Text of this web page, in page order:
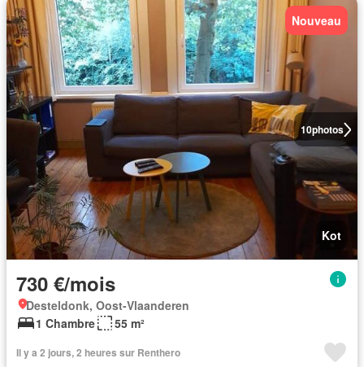
10photos
Nouveau
Kot
730 €/mois
Desteldonk, Oost-Vlaanderen
1 Chambre
55 m²
Il y a 2 jours, 2 heures sur Renthero